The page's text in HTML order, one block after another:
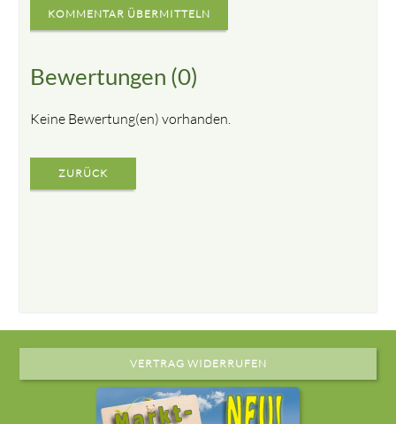
KOMMENTAR ÜBERMITTELN
Bewertungen (0)
Keine Bewertung(en) vorhanden.
ZURÜCK
VERTRAG WIDERRUFEN